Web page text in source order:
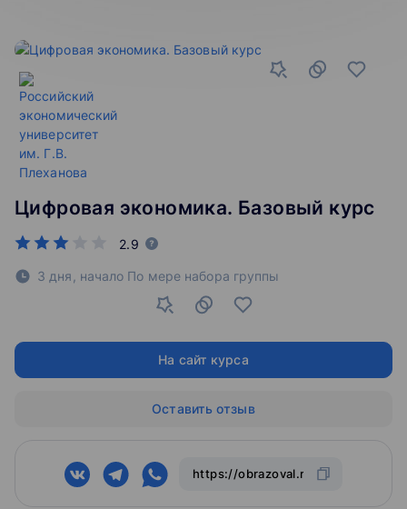
Цифровая экономика. Базовый курс
2.9
3 дня, начало По мере набора группы
На сайт курса
Оставить отзыв